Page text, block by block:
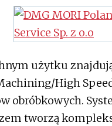
użytku
High
obróbkowych.
tworzą